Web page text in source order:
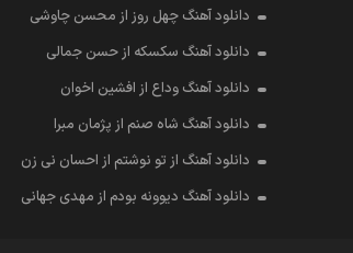
دانلود آهنگ چهل روز از محسن چاوشی
دانلود آهنگ سکسکه از حسن جمالی
دانلود آهنگ وداع از افشين اخوان
دانلود آهنگ شاه صنم از پژمان مبرا
دانلود آهنگ از تو نوشتم از احسان نی زن
دانلود آهنگ دیوونه بودم از مهدی جهانی